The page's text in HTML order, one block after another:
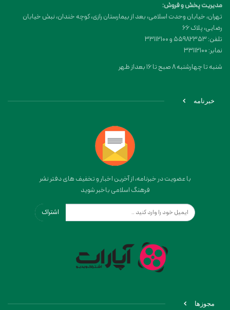
مدیریت پخش و فروش:
تهران، خیابان وحدت اسلامی، بعد از بیمارستان رازی، کوچه خندان، نبش خیابان
رضایی، پلاک ۶۶
تلفن: 55982353 و 33112100
نمابر: 33112100
شنبه تا چهارشنبه 8 صبح تا 16 بعداز ظهر
خبرنامه
با عضویت در خبرنامه، از آخرین اخبار و تخفیف های دفتر نشر
فرهنگ اسلامی باخبر شوید
اشتراک
مجوزها